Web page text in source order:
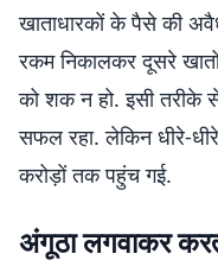
खाताधारकों के पैसे की
रकम निकालकर दूसरे
को शक न हो. इसी तरीके
सफल रहा. लेकिन धीरे-
करोड़ों तक पहुंच गई.
अंगूठा लगवाकर